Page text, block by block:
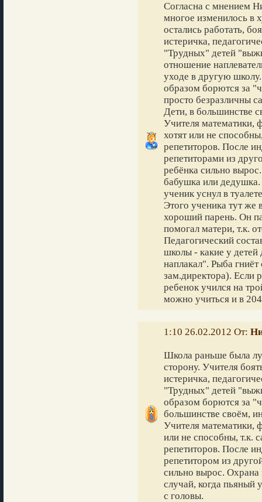
Согласна с мнением
многое изменилось в
остались работать,
истеричка,
"Трудных" детей
отношение
уходе в другую
образом борются за
просто безразличны
Дети, в большинстве
Учителя математики,
хотят или не
репетиторов. После
репетиторами из
ребёнка сильно
бабушка или
ученик уснул в
Этого ученика тут же
хороший парень. Он
помогал матери, т.к.
Педагогический
школы - какие у детей
наплакал". Рыба
зам.директора). Если
ребенок учился на
можно учиться и в
1:10 26.02.2012 От:
Школа раньше была
сторону. Учителя
истеричка,
"Трудных" детей
образом борются за
большинстве своём,
Учителя математики,
или не способны, т.к.
репетиторов. После
репетитором из
сильно вырос.
случай, когда пьяный
с головы.